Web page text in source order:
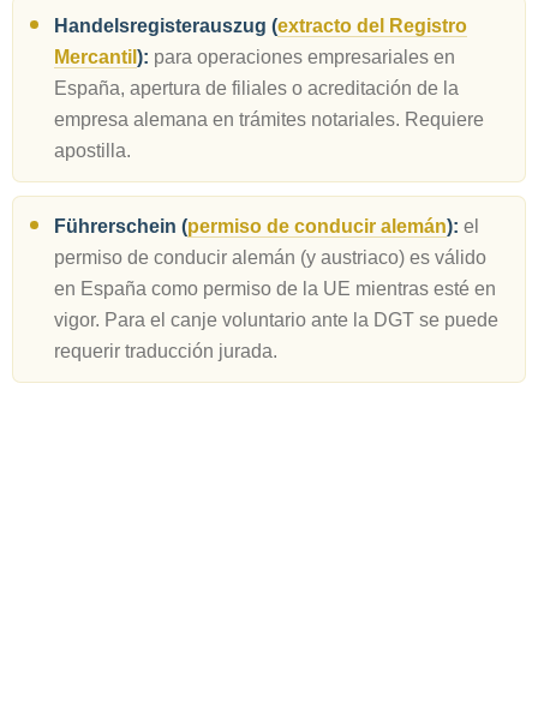
Handelsregisterauszug (extracto del Registro
Mercantil ): para operaciones empresariales en
España, apertura de filiales o acreditación de la
empresa alemana en trámites notariales. Requiere
apostilla.
Führerschein (permiso de conducir alemán): el
permiso de conducir alemán (y austriaco) es válido
en España como permiso de la UE mientras esté en
vigor. Para el canje voluntario ante la DGT se puede
requerir traducción jurada.